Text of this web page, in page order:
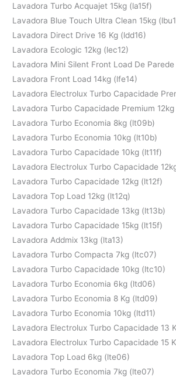
Lavadora Turbo Acquajet 15kg (la15f)
Lavadora Blue Touch Ultra Clean 15kg
Lavadora Direct Drive 16 Kg (ldd16)
Lavadora Ecologic 12kg (lec12)
Lavadora Mini Silent Front Load De
Lavadora Front Load 14kg (lfe14)
Lavadora Electrolux Turbo Capacidade
Lavadora Turbo Capacidade Premium 12kg
Lavadora Turbo Economia 8kg (lt09b)
Lavadora Turbo Economia 10kg (lt10b)
Lavadora Turbo Capacidade 10kg (lt11f)
Lavadora Electrolux Turbo Capacidade
Lavadora Turbo Capacidade 12kg (lt12f)
Lavadora Top Load 12kg (lt12q)
Lavadora Turbo Capacidade 13kg (lt13b)
Lavadora Turbo Capacidade 15kg (lt15f)
Lavadora Addmix 13kg (lta13)
Lavadora Turbo Compacta 7kg (ltc07)
Lavadora Turbo Capacidade 10kg (ltc10)
Lavadora Turbo Economia 6kg (ltd06)
Lavadora Turbo Economia 8 Kg (ltd09)
Lavadora Turbo Economia 10kg (ltd11)
Lavadora Electrolux Turbo Capacidade 13
Lavadora Electrolux Turbo Capacidade 15
Lavadora Top Load 6kg (lte06)
Lavadora Turbo Economia 7kg (lte07)